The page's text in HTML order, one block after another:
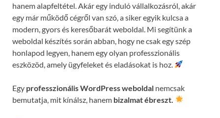
hanem alapfeltétel. Akár egy induló vállalkozásról, akár
egy már működő cégről van szó, a siker egyik kulcsa a
modern, gyors és keresőbarát weboldal. Mi segítünk a
weboldal készítés során abban, hogy ne csak egy szép
honlapod legyen, hanem egy olyan professzionális
eszközöd, amely ügyfeleket és eladásokat is hoz.
Egy professzionális WordPress weboldal nemcsak
bemutatja, mit kínálsz, hanem bizalmat ébreszt.